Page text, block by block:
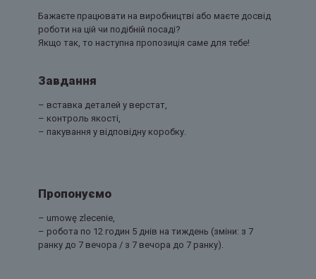
Бажаєте працювати на виробництві або маєте досвід
роботи на цій чи подібній посаді?
Якщо так, то наступна пропозиція саме для тебе!
Завдання
– вставка деталей у верстат,
– контроль якості,
– пакування у відповідну коробку.
Пропонуємо
– umowę zlecenie,
– робота по 12 годин 5 днів на тиждень (зміни: з 7
ранку до 7 вечора / з 7 вечора до 7 ранку).